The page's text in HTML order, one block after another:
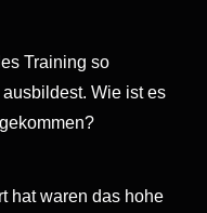
Training so
Wie ist es
hat waren das hohe